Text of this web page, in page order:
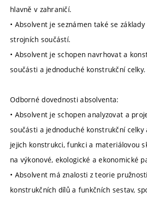
hlavně v zahraničí.
• Absolvent je seznámen také se
strojních součástí.
• Absolvent je schopen navrhovat a
součásti a jednoduché konstrukční celky.
Odborné dovednosti absolventa:
• Absolvent je schopen analyzovat a
součásti a jednoduché konstrukční celky
jejich konstrukci, funkci a materiálovou
na výkonové, ekologické a ekonomické
• Absolvent má znalosti z teorie
konstrukčních dílů a funkčních sestav,